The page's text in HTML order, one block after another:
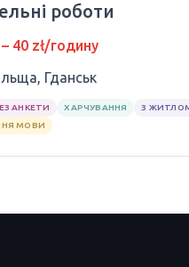
роботи
40 zł/годину
Гданськ
АНКЕТИ ХАРЧУВАННЯ
З
МОВИ